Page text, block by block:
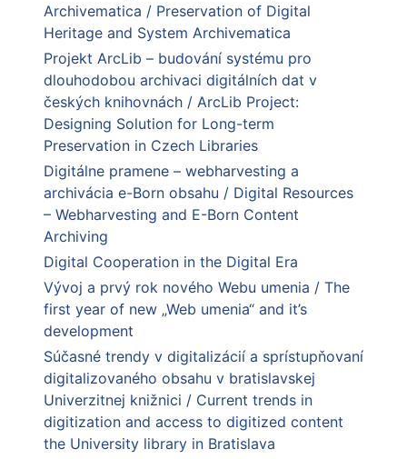
Archivematica / Preservation of Digital
Heritage and System Archivematica
Projekt ArcLib – budování systému pro
dlouhodobou archivaci digitálních dat v
českých knihovnách / ArcLib Project:
Designing Solution for Long-term
Preservation in Czech Libraries
Digitálne pramene – webharvesting a
archivácia e-Born obsahu / Digital Resources
– Webharvesting and E-Born Content
Archiving
Digital Cooperation in the Digital Era
Vývoj a prvý rok nového Webu umenia / The
first year of new „Web umenia“ and it’s
development
Súčasné trendy v digitalizácií a sprístupňovaní
digitalizovaného obsahu v bratislavskej
Univerzitnej knižnici / Current trends in
digitization and access to digitized content
the University library in Bratislava